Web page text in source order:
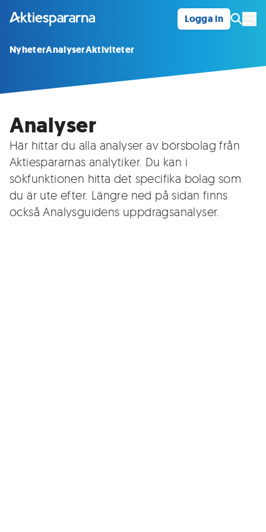
Logga in
NyheterAnalyserAktiviteter
Analyser
Här hittar du alla analyser av börsbolag från
Aktiespararnas analytiker. Du kan i
sökfunktionen hitta det specifika bolag som
du är ute efter. Längre ned på sidan finns
också Analysguidens uppdragsanalyser.